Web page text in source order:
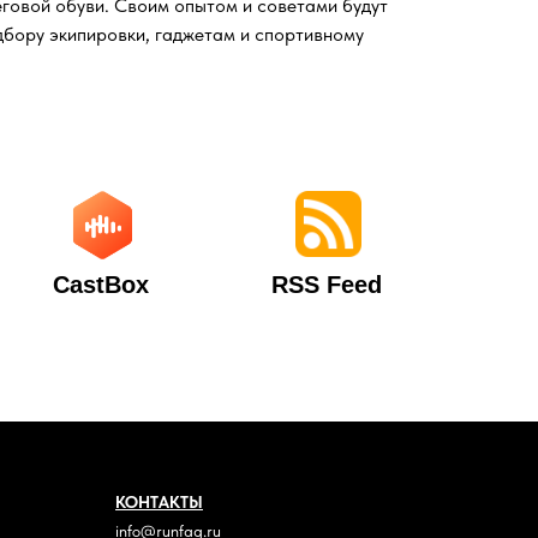
9
ЗАБЕГ СВОИМИ РУКАМИ.
1:23:50
обуви. Своим опытом и советами будут
экипировки, гаджетам и спортивному
CastBox RSS Feed
КОНТАКТЫ
info@runfaq.ru